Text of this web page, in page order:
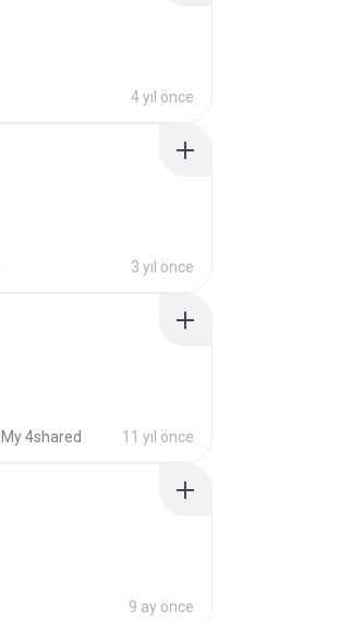
4 yıl önce
3 yıl önce
My 4shared 11 yıl önce
9 ay önce